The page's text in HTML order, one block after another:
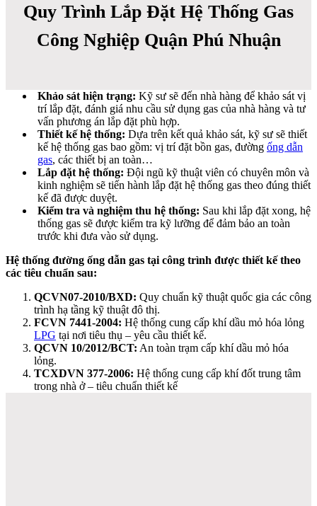
Quy Trình Lắp Đặt Hệ Thống Gas
Công Nghiệp Quận Phú Nhuận
Khảo sát hiện trạng: Kỹ sư sẽ đến nhà hàng để khảo sát vị
trí lắp đặt, đánh giá nhu cầu sử dụng gas của nhà hàng và tư
vấn phương án lắp đặt phù hợp.
Thiết kế hệ thống: Dựa trên kết quả khảo sát, kỹ sư sẽ thiết
kế hệ thống gas bao gồm: vị trí đặt bồn gas, đường ống dẫn
gas, các thiết bị an toàn…
Lắp đặt hệ thống: Đội ngũ kỹ thuật viên có chuyên môn và
kinh nghiệm sẽ tiến hành lắp đặt hệ thống gas theo đúng thiết
kế đã được duyệt.
Kiểm tra và nghiệm thu hệ thống: Sau khi lắp đặt xong, hệ
thống gas sẽ được kiểm tra kỹ lưỡng để đảm bảo an toàn
trước khi đưa vào sử dụng.
Hệ thống đường ống dẫn gas tại công trình được thiết kế theo
các tiêu chuẩn sau:
QCVN07-2010/BXD: Quy chuẩn kỹ thuật quốc gia các công
trình hạ tầng kỹ thuật đô thị.
FCVN 7441-2004: Hệ thống cung cấp khí dầu mỏ hóa lỏng
LPG tại nơi tiêu thụ – yêu cầu thiết kế.
QCVN 10/2012/BCT: An toàn trạm cấp khí dầu mỏ hóa
lỏng.
TCXDVN 377-2006: Hệ thống cung cấp khí đốt trung tâm
trong nhà ở – tiêu chuẩn thiết kế